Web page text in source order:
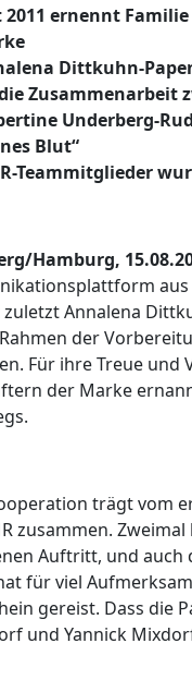
2011 ernennt
Dittkuhn-
Zusammenarbeit
Underberg-
Blut“
Teammitglieder
Hamburg,
Annalena
der
Für ihre Treue und
der Marke
trägt vom
zusammen.
Auftritt, und auch
für viel
gereist. Dass die
und Yannick